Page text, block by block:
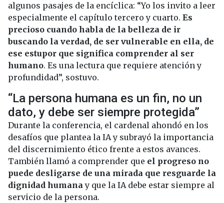
algunos pasajes de la encíclica: “Yo los invito a leer
especialmente el capítulo tercero y cuarto. Es
precioso cuando habla de la belleza de ir
buscando la verdad, de ser vulnerable en ella, de
ese estupor que significa comprender al ser
humano. Es una lectura que requiere atención y
profundidad”, sostuvo.
“La persona humana es un fin, no un
dato, y debe ser siempre protegida”
Durante la conferencia, el cardenal ahondó en los
desafíos que plantea la IA y subrayó la importancia
del discernimiento ético frente a estos avances.
También llamó a comprender que el progreso no
puede desligarse de una mirada que resguarde la
dignidad humanay que la IA debe estar siempre al
servicio de la persona.